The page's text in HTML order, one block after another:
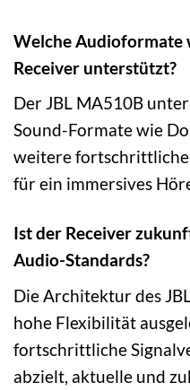
Welche Audioformate
Receiver unterstützt?
Der JBL MA510B
Sound-Formate wie
weitere
für ein immersives
Ist der Receiver
Audio-Standards?
Die Architektur des
hohe Flexibilität
fortschrittliche
abzielt, aktuelle und